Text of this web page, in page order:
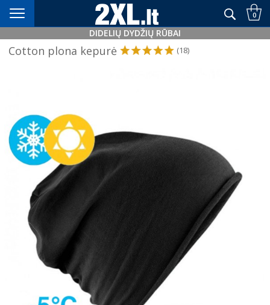
Didelių dydžių rūbai nuo XXL+ 0
DIDELIŲ DYDŽIŲ RŪBAI
Cotton plona kepurė (18)